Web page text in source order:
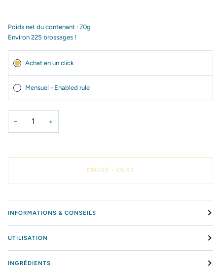
Poids net du contenant : 70g
Environ 225 brossages !
Achat en un click
Mensuel - Enabled rule
− +
ÉPUISÉ • €9,95
INFORMATIONS & CONSEILS
UTILISATION
INGRÉDIENTS